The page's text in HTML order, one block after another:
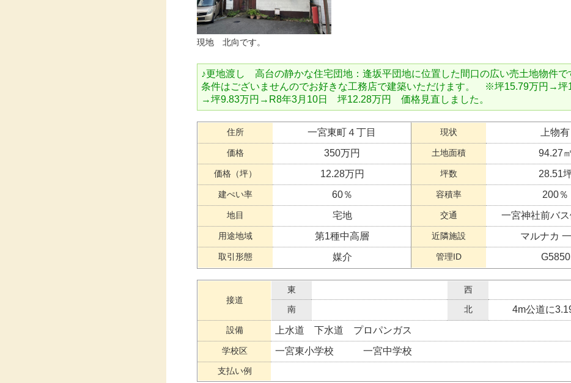
現地 北向です。
♪更地渡し 高台の静かな住宅団地：逢坂平団地に位置した間口の広い売土地物件
条件はございませんのでお好きな工務店で建築いただけます。 ※坪15.79万円→坪
→坪9.83万円→R8年3月10日 坪12.28万円 価格見直しました。
住所 一宮東町４丁目 現状 上物有
価格 350万円 土地面積 94.27㎡
価格（坪） 12.28万円 坪数 28.51
建ぺい率 60％ 容積率 200％
地目 宅地 交通 一宮神社前バ
用途地域 第1種中高層 近隣施設 マルナカ
取引形態 媒介 管理ID G5850
接道
東
西
南
北 4m公道に
設備 上水道 下水道 プロパンガス
学校区 一宮東小学校 一宮中学校
支払い例